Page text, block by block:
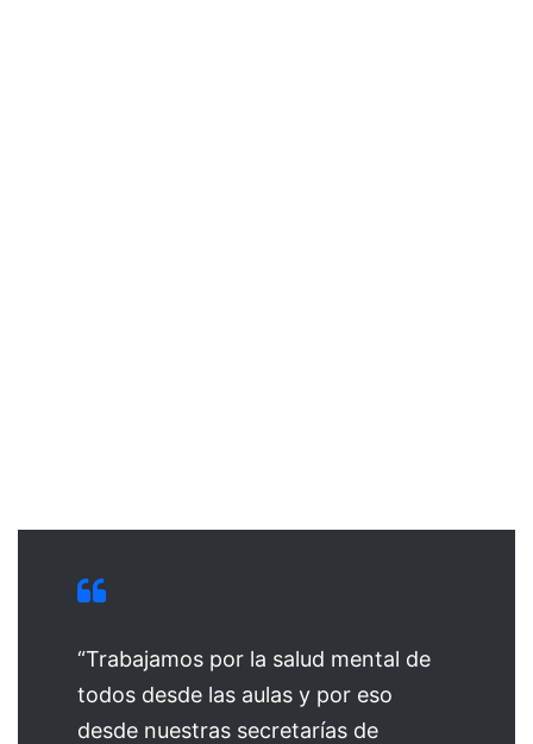
“Trabajamos por la salud mental de
todos desde las aulas y por eso
desde nuestras secretarías de